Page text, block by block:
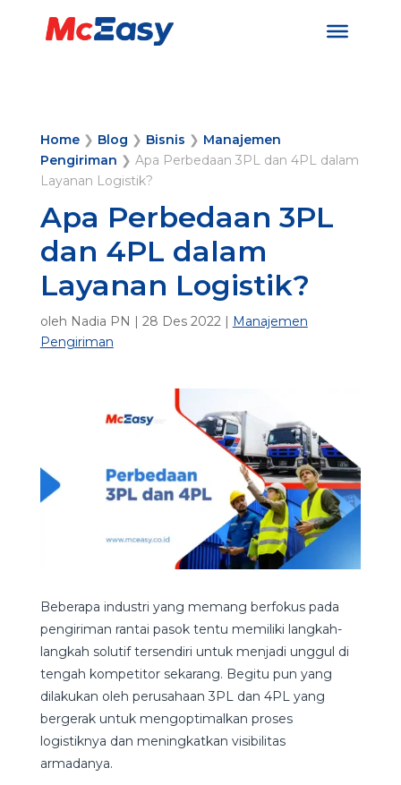
Home❯ Blog ❯ Bisnis ❯ Manajemen
Pengiriman ❯ Apa Perbedaan 3PL dan 4PL dalam
Layanan Logistik?
Apa Perbedaan 3PL
dan 4PL dalam
Layanan Logistik?
oleh Nadia PN | 28 Des 2022| Manajemen
Pengiriman
Beberapa industri yang memang berfokus pada
pengiriman rantai pasok tentu memiliki langkah-
langkah solutif tersendiri untuk menjadi unggul di
tengah kompetitor sekarang. Begitu pun yang
dilakukan oleh perusahaan 3PL dan 4PL yang
bergerak untuk mengoptimalkan proses
logistiknya dan meningkatkan visibilitas
armadanya.